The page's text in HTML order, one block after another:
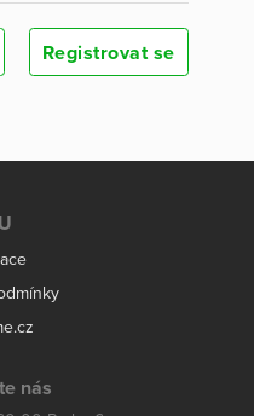
Registrovat se
nás